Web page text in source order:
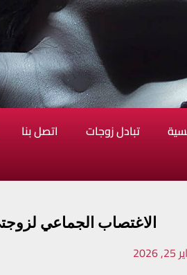
تبادل زوجات اتصل بنا
الاغتصاب الجماعي